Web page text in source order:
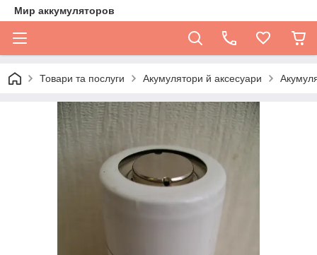
Мир аккумуляторов
Товари та послуги Акумулятори й аксесуари